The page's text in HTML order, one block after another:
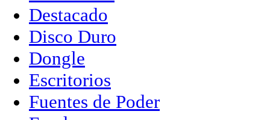
Destacado
Disco Duro
Dongle
Escritorios
Fuentes de Poder